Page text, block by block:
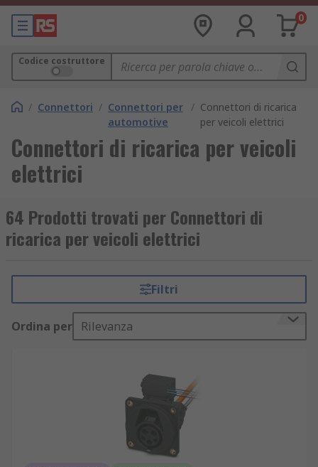
0
Codice costruttore
/ Connettori / Connettori per
automotive
/ Connettori di ricarica
per veicoli elettrici
Connettori di ricarica per veicoli
elettrici
64 Prodotti trovati per Connettori di
ricarica per veicoli elettrici
Filtri
Ordina per Rilevanza